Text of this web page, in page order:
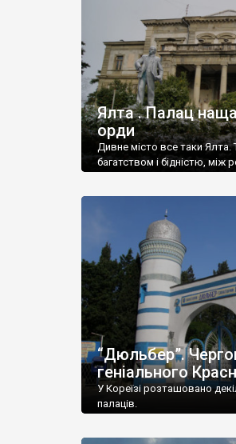
Ялта . Палац
орди
Дивне місто все таки Ялта.
багатством і бідністю, між
“Дюльбер”.
геніального
У Кореїзі розташовано
палаців.